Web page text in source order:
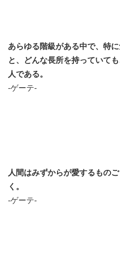
あらゆる階級がある中で、特
と、どんな長所を持っていて
人である。
-ゲーテ-
人間はみずからが愛するもの
く。
-ゲーテ-